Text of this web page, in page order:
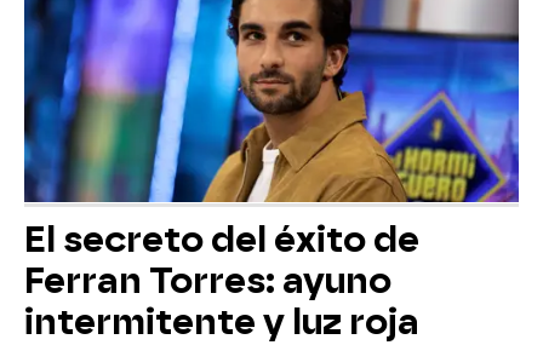
El secreto del éxito de
Ferran Torres: ayuno
intermitente y luz roja